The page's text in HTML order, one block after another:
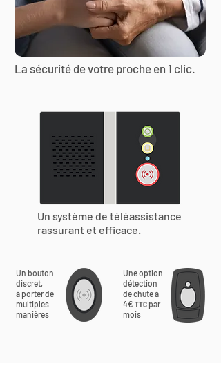
La sécurité de votre proche en 1 clic.
Un système de téléassistance
rassurant et efficace.
Un bouton
discret,
à porter de
multiples
manières
Une option
détection
de chute à
4€ TTC par
mois